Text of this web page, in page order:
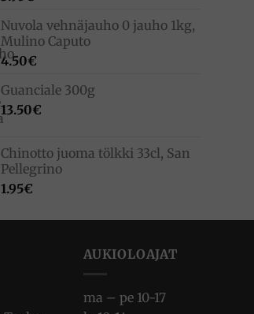
Nuvola vehnäjauho 0 jauho 1kg,
Mulino Caputo
4.50€
Guanciale 300g
13.50€
Chinotto juoma tölkki 33cl, San
Pellegrino
1.95€
AUKIOLOAJAT
ma – pe 10-17